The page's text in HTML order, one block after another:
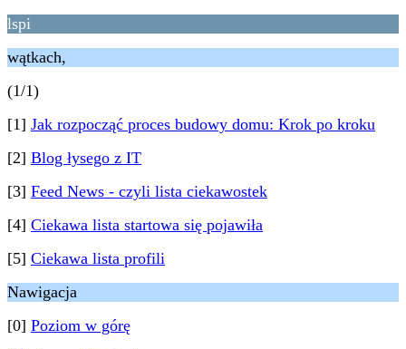
lspi
wątkach,
(1/1)
[1] Jak rozpocząć proces budowy domu: Krok po kroku
[2] Blog łysego z IT
[3] Feed News - czyli lista ciekawostek
[4] Ciekawa lista startowa się pojawiła
[5] Ciekawa lista profili
Nawigacja
[0] Poziom w górę